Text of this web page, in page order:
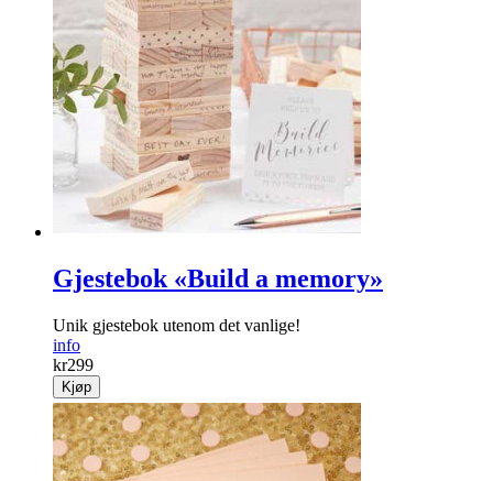
Gjestebok «Build a memory»
Unik gjestebok utenom det vanlige!
info
kr299
Kjøp